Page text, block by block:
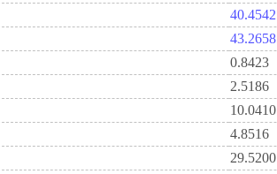
40.4542
43.2658
0.8423
2.5186
10.0410
4.8516
29.5200